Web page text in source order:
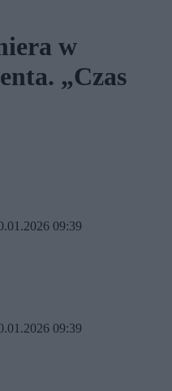
w
„Czas
09:39
09:39